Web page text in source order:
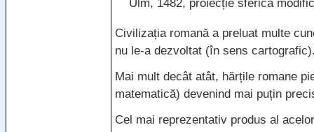
Ulm, 1482, proiecție sferică
Civilizația romană a preluat multe
nu le-a dezvoltat (în sens
Mai mult decât atât, hărțile romane
matematică) devenind mai puțin
Cel mai reprezentativ produs al